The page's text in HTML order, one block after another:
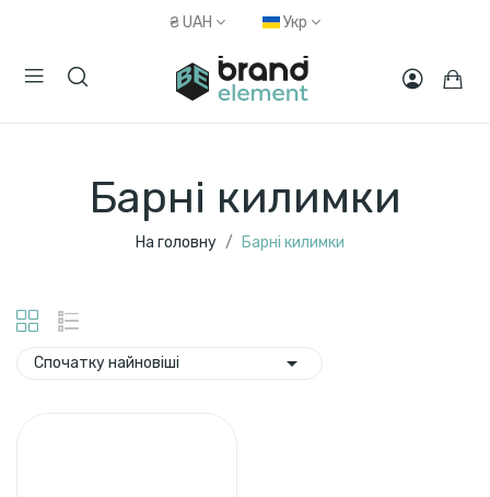
₴ UAH Укр
Барні килимки
На головну Барні килимки
Спочатку найновіші 